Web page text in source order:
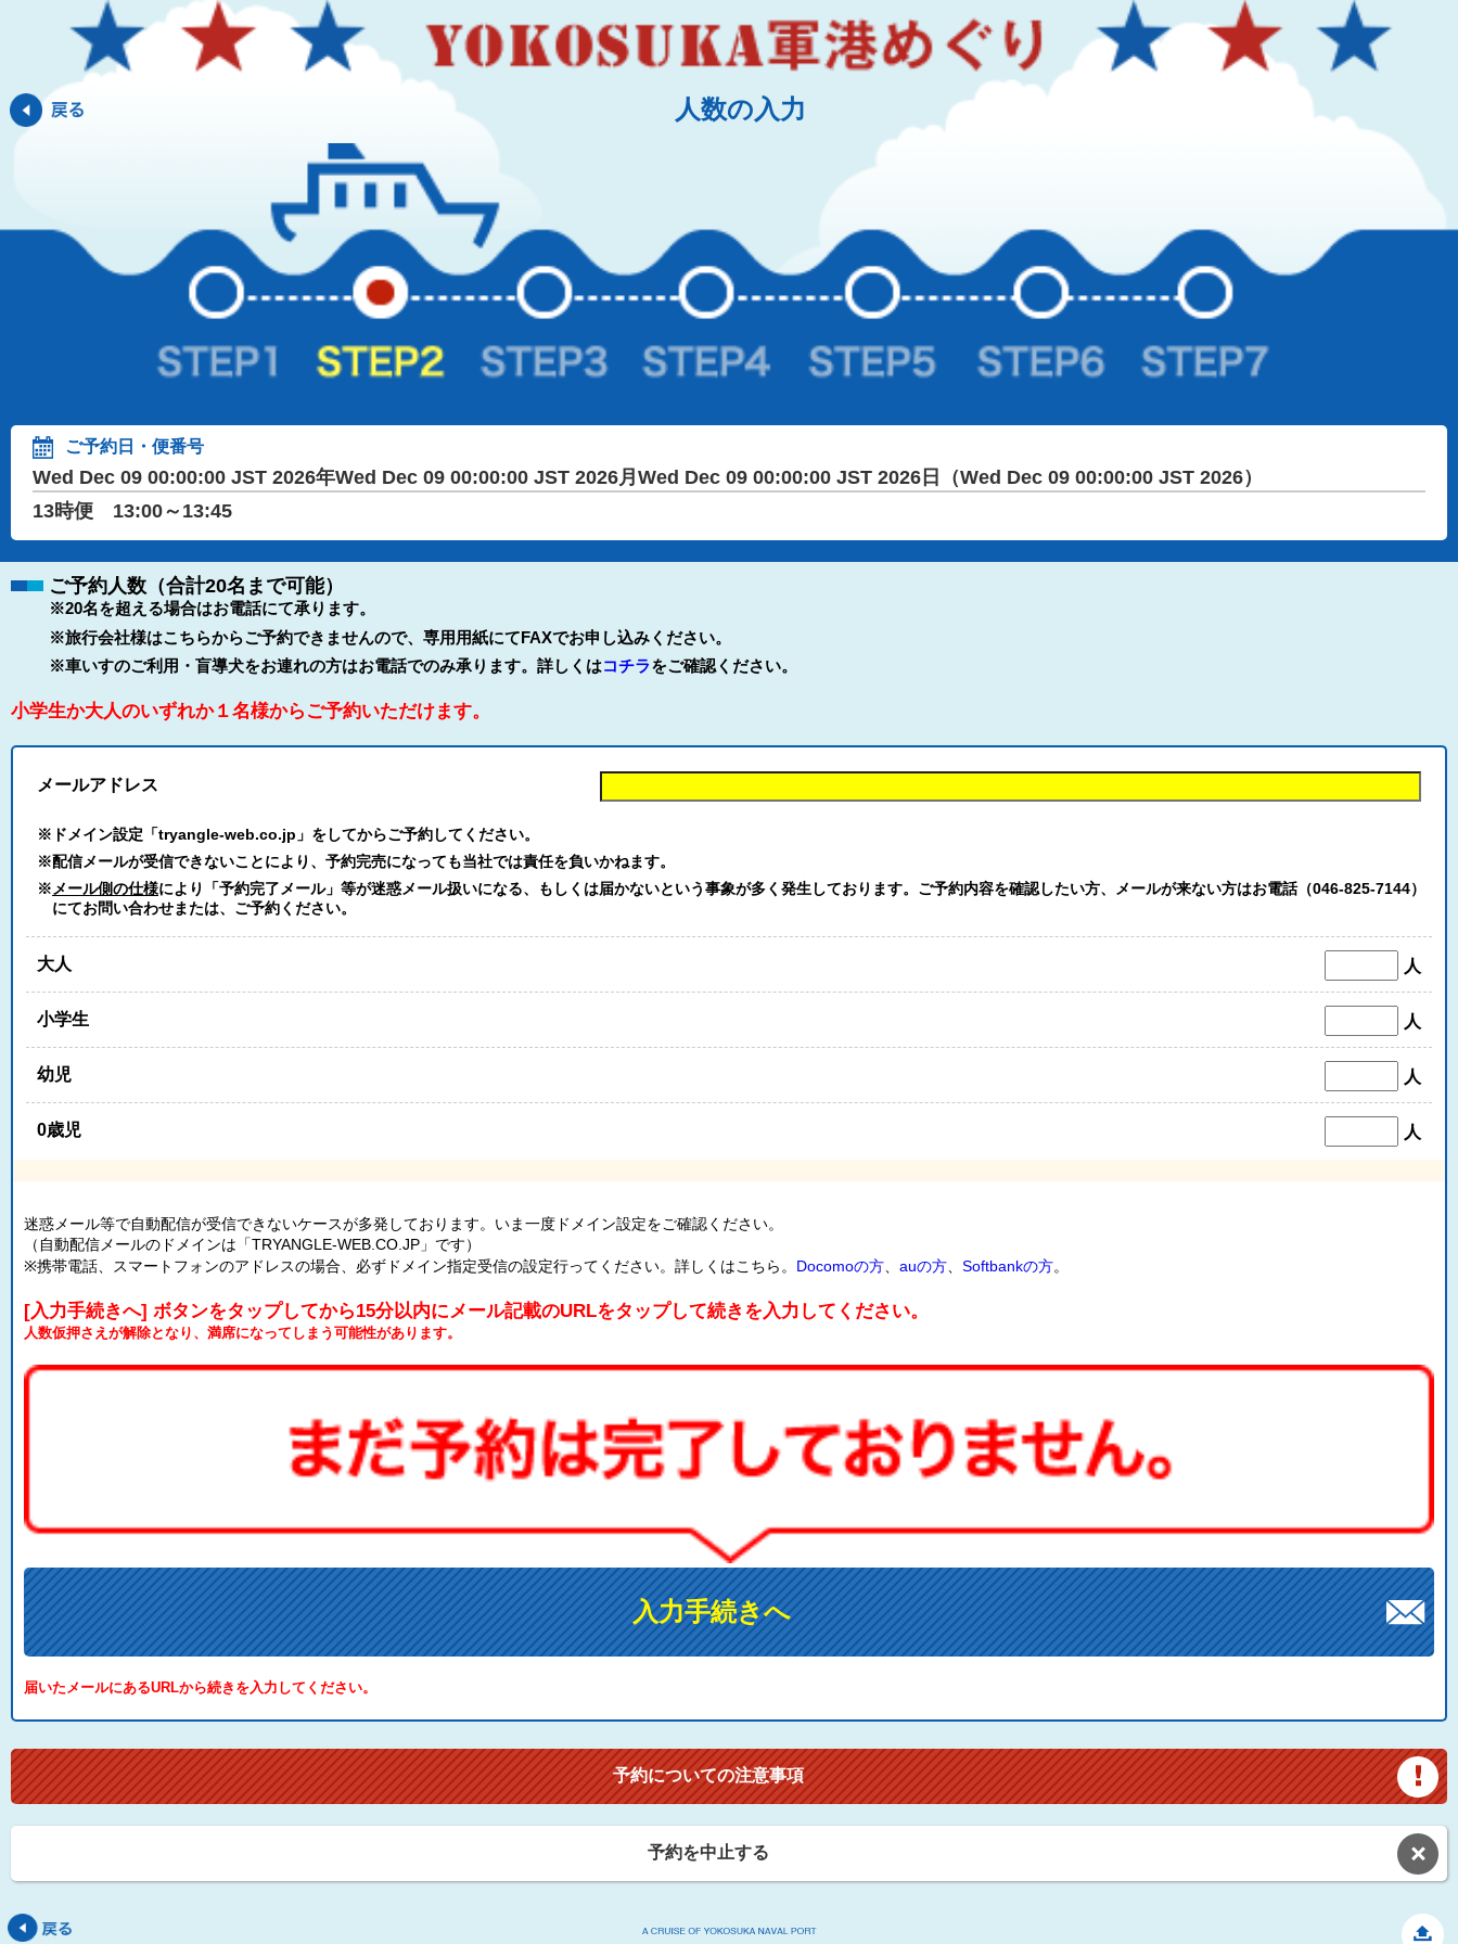
人数の入力
ご予約日・便番号
Wed Dec 09 00:00:00 JST 2026年Wed Dec 09 00:00:00 JST 2026月Wed Dec 09 00:00:00 JST 2026日（Wed Dec 09 00:00:00 JST 2026）
13時便 13:00～13:45
ご予約人数（合計20名まで可能）
※20名を超える場合はお電話にて承ります。
※旅行会社様はこちらからご予約できませんので、専用用紙にてFAXでお申し込みください。
※車いすのご利用・盲導犬をお連れの方はお電話でのみ承ります。詳しくはコチラをご確認ください。
小学生か大人のいずれか１名様からご予約いただけます。
メールアドレス
※ドメイン設定「tryangle-web.co.jp」をしてからご予約してください。
※配信メールが受信できないことにより、予約完売になっても当社では責任を負いかねます。
※ メール側の仕様により「予約完了メール」等が迷惑メール扱いになる、もしくは届かないという事象が多く発生しております。ご予約内容を確認したい方、メールが来ない方はお電話（046-825-7144）
にてお問い合わせまたは、ご予約ください。
大人 人
小学生 人
幼児 人
0歳児 人
迷惑メール等で自動配信が受信できないケースが多発しております。いま一度ドメイン設定をご確認ください。
（自動配信メールのドメインは「TRYANGLE-WEB.CO.JP」です）
※携帯電話、スマートフォンのアドレスの場合、必ずドメイン指定受信の設定行ってください。詳しくはこちら。 Docomoの方、 auの方、 Softbankの方。
[入力手続きへ] ボタンをタップしてから15分以内にメール記載のURLをタップして続きを入力してください。
人数仮押さえが解除となり、満席になってしまう可能性があります。
入力手続きへ
届いたメールにあるURLから続きを入力してください。
予約についての注意事項
予約を中止する